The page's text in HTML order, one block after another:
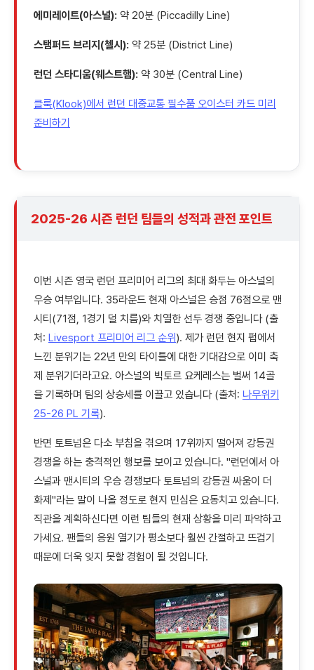
에미레이트(아스널): 약 20분 (Piccadilly Line)
스탬퍼드 브리지(첼시): 약 25분 (District Line)
런던 스타디움(웨스트햄): 약 30분 (Central Line)
클룩(Klook)에서 런던 대중교통 필수품 오이스터 카드 미리
준비하기
2025-26 시즌 런던 팀들의 성적과 관전 포인트
이번 시즌 영국 런던 프리미어 리그의 최대 화두는 아스널의
우승 여부입니다. 35라운드 현재 아스널은 승점 76점으로 맨
시티(71점, 1경기 덜 치름)와 치열한 선두 경쟁 중입니다 (출
처: Livesport 프리미어 리그 순위). 제가 런던 현지 펍에서
느낀 분위기는 22년 만의 타이틀에 대한 기대감으로 이미 축
제 분위기더라고요. 아스널의 빅토르 요케레스는 벌써 14골
을 기록하며 팀의 상승세를 이끌고 있습니다 (출처: 나무위키
25-26 PL 기록).
반면 토트넘은 다소 부침을 겪으며 17위까지 떨어져 강등권
경쟁을 하는 충격적인 행보를 보이고 있습니다. "런던에서 아
스널과 맨시티의 우승 경쟁보다 토트넘의 강등권 싸움이 더
화제"라는 말이 나올 정도로 현지 민심은 요동치고 있습니다.
직관을 계획하신다면 이런 팀들의 현재 상황을 미리 파악하고
가세요. 팬들의 응원 열기가 평소보다 훨씬 간절하고 뜨겁기
때문에 더욱 잊지 못할 경험이 될 것입니다.